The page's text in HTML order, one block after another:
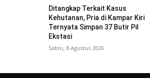
Ditangkap Terkait Kasus
Kehutanan, Pria di Kampar Kiri
Ternyata Simpan 37 Butir Pil
Ekstasi
Sabtu, 8 Agustus 2026